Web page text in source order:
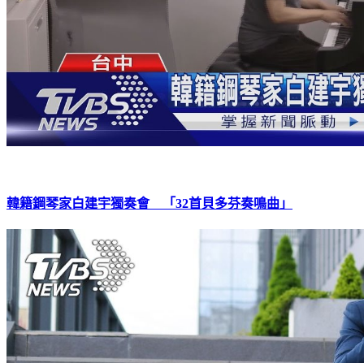
韓籍鋼琴家白建宇獨奏會 「32首貝多芬奏鳴曲」